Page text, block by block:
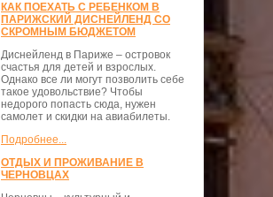
КАК ПОЕХАТЬ С РЕБЕНКОМ В
ПАРИЖСКИЙ ДИСНЕЙЛЕНД СО
СКРОМНЫМ БЮДЖЕТОМ
Диснейленд в Париже – островок
счастья для детей и взрослых.
Однако все ли могут позволить себе
такое удовольствие? Чтобы
недорого попасть сюда, нужен
самолет и скидки на авиабилеты.
Подробнее...
ОТДЫХ И ПРОЖИВАНИЕ В
ЧЕРНОВЦАХ